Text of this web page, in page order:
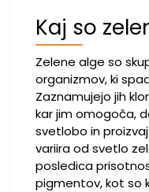
Kaj so
Zelene alge so
organizmov, ki
Zaznamujejo jih
kar jim omogoča,
svetlobo in
variira od svetlo
posledica
pigmentov, kot so